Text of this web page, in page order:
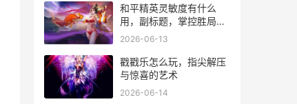
和平精英灵敏度有什么
用，副标题，掌控胜局的
隐形钥匙
2026-06-13
戳戳乐怎么玩，指尖解压
与惊喜的艺术
2026-06-14